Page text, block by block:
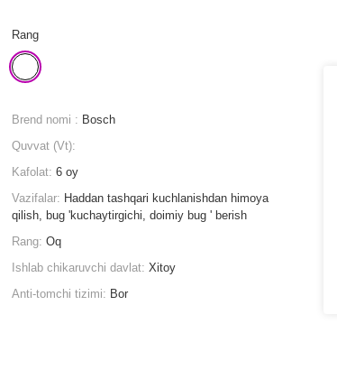
Rang
Brend nomi : Bosch
Quvvat (Vt):
Kafolat:6 oy
Vazifalar: Haddan tashqari kuchlanishdan himoya
qilish, bug 'kuchaytirgichi, doimiy bug ' berish
Rang:Oq
Ishlab chikaruvchi davlat:Xitoy
Anti-tomchi tizimi: Bor